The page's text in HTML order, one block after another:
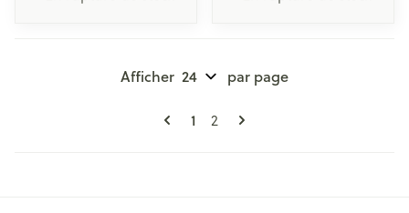
Pages
Vous lisez actuellement la page
1 Page
2
Afficher par page